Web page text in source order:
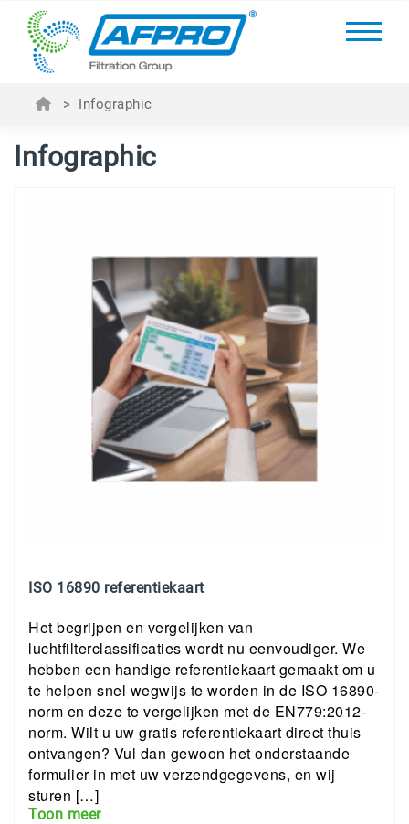
> Infographic
Infographic
ISO 16890 referentiekaart
Het begrijpen en vergelijken van
luchtfilterclassificaties wordt nu eenvoudiger. We
hebben een handige referentiekaart gemaakt om u
te helpen snel wegwijs te worden in de ISO 16890-
norm en deze te vergelijken met de EN779:2012-
norm. Wilt u uw gratis referentiekaart direct thuis
ontvangen? Vul dan gewoon het onderstaande
formulier in met uw verzendgegevens, en wij
sturen […]
Toon meer